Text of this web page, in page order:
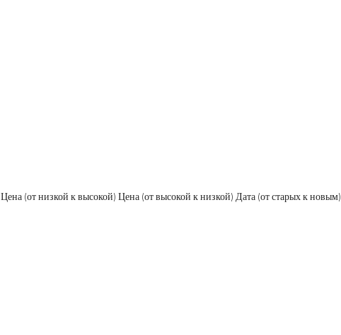
Цена (от низкой к высокой)Цена (от высокой к низкой)Дата (от старых к новым)